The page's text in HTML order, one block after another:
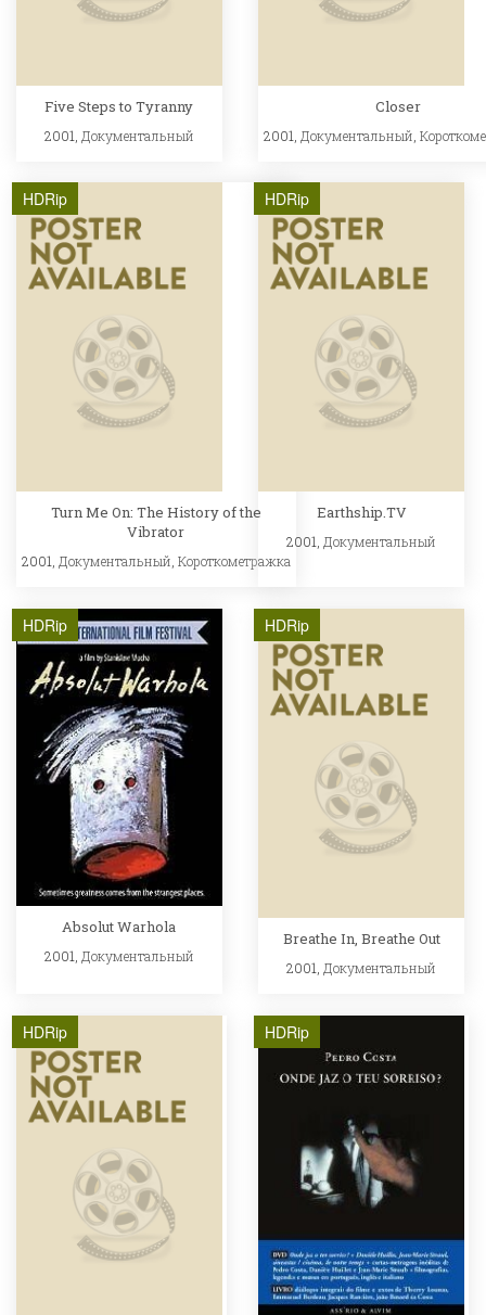
Five Steps to Tyranny
2001, Документальный
Closer
2001, Документальный ,
HDRip
Turn Me On: The History of the
Vibrator
2001, Документальный, Короткометражка
HDRip
Earthship.TV
2001,Документальный
HDRip
Absolut Warhola
2001, Документальный
HDRip
Breathe In, Breathe Out
2001, Документальный
HDRip HDRip